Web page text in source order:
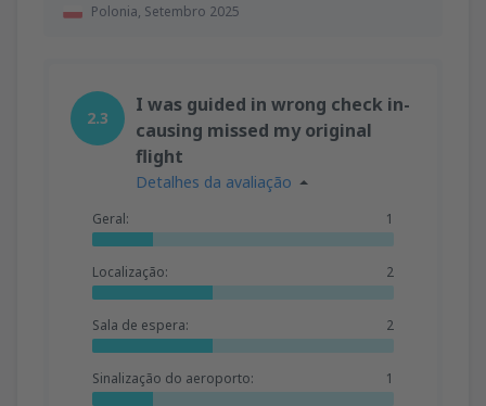
Polonia, Setembro 2025
2.3
I was guided in wrong check in-
causing missed my original
flight
Detalhes da avaliação
Geral: 1
Localização: 2
Sala de espera: 2
Sinalização do aeroporto: 1